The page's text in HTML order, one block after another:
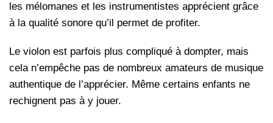
les mélomanes et les instrumentistes apprécient grâce
à la qualité sonore qu’il permet de profiter.
Le violon est parfois plus compliqué à dompter, mais
cela n’empêche pas de nombreux amateurs de musique
authentique de l’apprécier. Même certains enfants ne
rechignent pas à y jouer.